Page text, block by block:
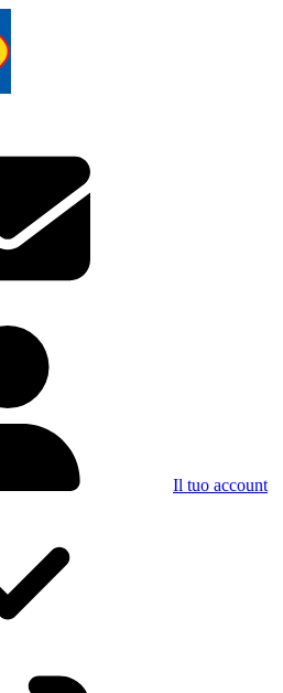
Il tuo account